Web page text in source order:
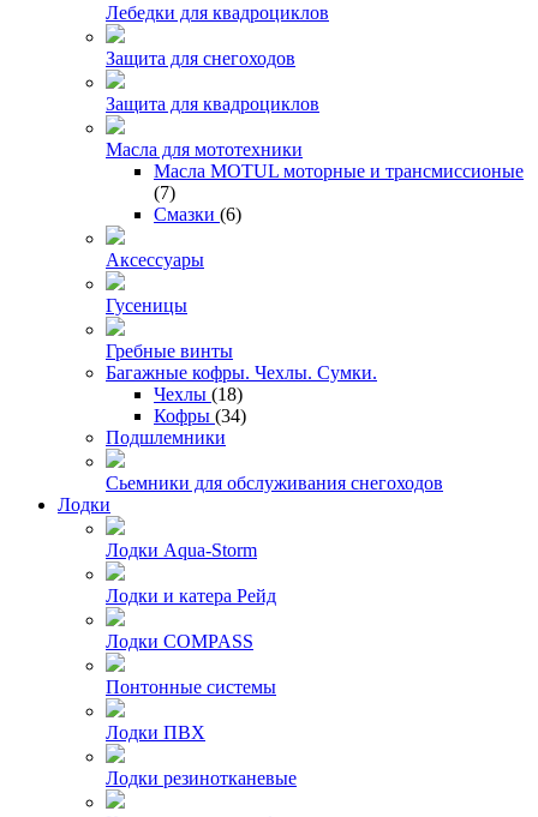
Лебедки для квадроциклов
Защита для снегоходов
Защита для квадроциклов
Масла для мототехники
Масла MOTUL моторные и трансмиссионые
(7)
Смазки (6)
Аксессуары
Гусеницы
Гребные винты
Багажные кофры. Чехлы. Сумки.
Чехлы (18)
Кофры (34)
Подшлемники
Сьемники для обслуживания снегоходов
Лодки
Лодки Aqua-Storm
Лодки и катера Рейд
Лодки COMPASS
Понтонные системы
Лодки ПВХ
Лодки резинотканевые